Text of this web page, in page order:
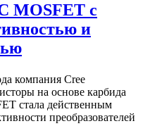
MOSFET с
и
компания Cree
на основе карбида
стала действенным
преобразователей